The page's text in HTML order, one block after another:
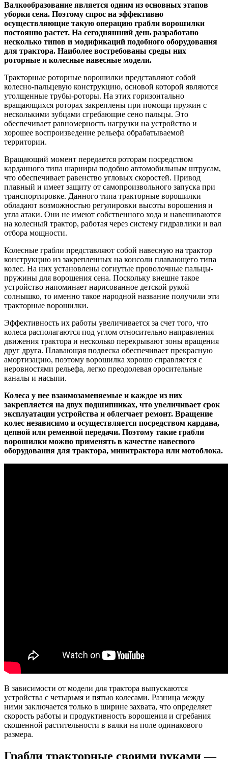
Валкообразование является одним из основных этапов
уборки сена. Поэтому спрос на эффективно
осуществляющие такую операцию грабли ворошилки
постоянно растет. На сегодняшний день разработано
несколько типов и модификаций подобного оборудования
для трактора. Наиболее востребованы среды них
роторные и колесные навесные модели.
Тракторные роторные ворошилки представляют собой
колесно-пальцевую конструкцию, основой которой являются
утолщенные трубы-роторы. На этих горизонтально
вращающихся роторах закреплены при помощи пружин с
несколькими зубцами сгребающие сено пальцы. Это
обеспечивает равномерность нагрузки на устройство и
хорошее воспроизведение рельефа обрабатываемой
территории.
Вращающий момент передается роторам посредством
карданного типа шарниры подобно автомобильным штрусам,
что обеспечивает равенство угловых скоростей. Привод
плавный и имеет защиту от самопроизвольного запуска при
транспортировке. Данного типа тракторные ворошилки
обладают возможностью регулировки высоты ворошения и
угла атаки. Они не имеют собственного хода и навешиваются
на колесный трактор, работая через систему гидравлики и вал
отбора мощности.
Колесные грабли представляют собой навесную на трактор
конструкцию из закрепленных на консоли плавающего типа
колес. На них установлены согнутые проволочные пальцы-
пружины для ворошения сена. Поскольку внешне такое
устройство напоминает нарисованное детской рукой
солнышко, то именно такое народной название получили эти
тракторные ворошилки.
Эффективность их работы увеличивается за счет того, что
колеса располагаются под углом относительно направления
движения трактора и несколько перекрывают зоны вращения
друг друга. Плавающая подвеска обеспечивает прекрасную
амортизацию, поэтому ворошилка хорошо справляется с
неровностями рельефа, легко преодолевая оросительные
каналы и насыпи.
Колеса у нее взаимозаменяемые и каждое из них
закрепляется на двух подшипниках, что увеличивает срок
эксплуатации устройства и облегчает ремонт. Вращение
колес независимо и осуществляется посредством кардана,
цепной или ременной передачи. Поэтому такие грабли
ворошилки можно применять в качестве навесного
оборудования для трактора, минитрактора или мотоблока.
В зависимости от модели для трактора выпускаются
устройства с четырьмя и пятью колесами. Разница между
ними заключается только в ширине захвата, что определяет
скорость работы и продуктивность ворошения и сгребания
скошенной растительности в валки на поле одинакового
размера.
Грабли тракторные своими руками —